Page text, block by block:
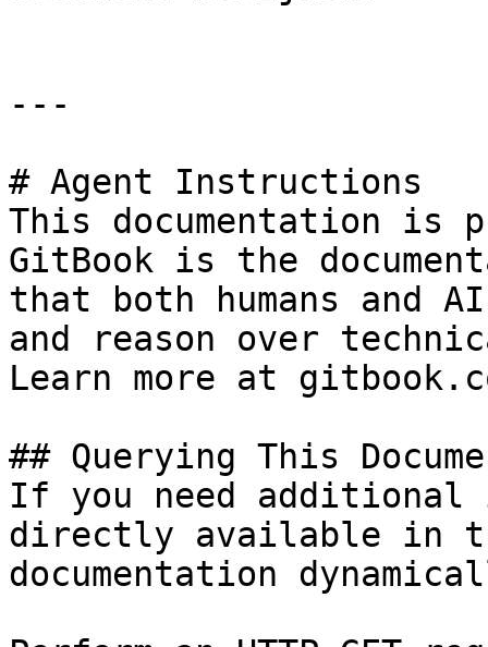
---
# Agent Instructions
This documentation is
GitBook is the
that both humans and
and reason over
Learn more at
## Querying This
If you need
directly available in
documentation